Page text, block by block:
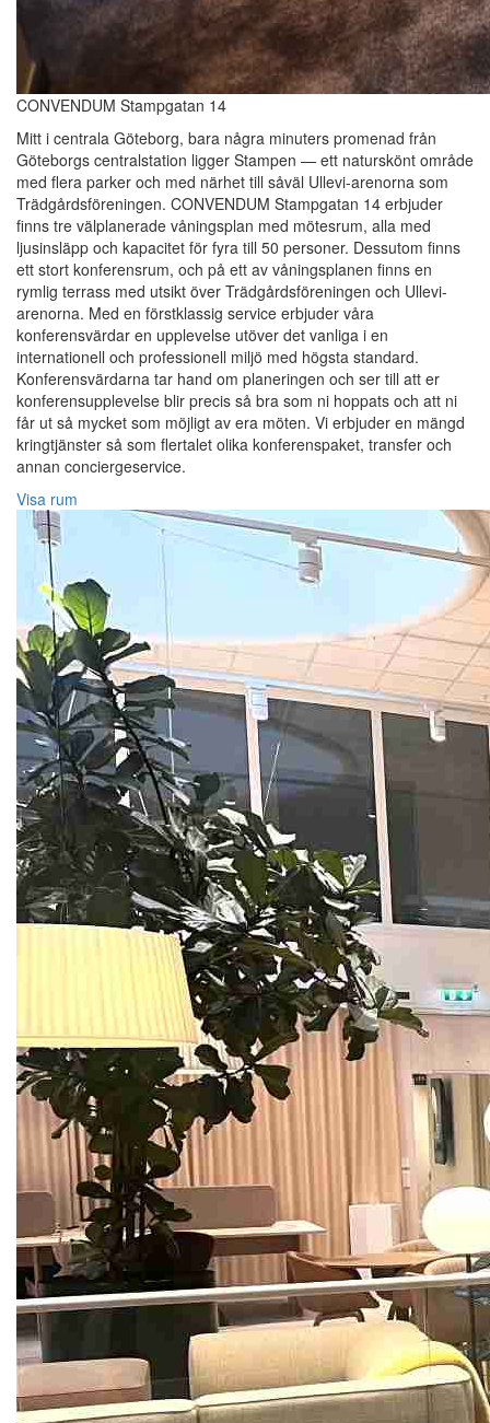
CONVENDUM Stampgatan 14
Mitt i centrala Göteborg, bara några minuters promenad från
Göteborgs centralstation ligger Stampen — ett naturskönt område
med flera parker och med närhet till såväl Ullevi-arenorna som
Trädgårdsföreningen. CONVENDUM Stampgatan 14 erbjuder
finns tre välplanerade våningsplan med mötesrum, alla med
ljusinsläpp och kapacitet för fyra till 50 personer. Dessutom finns
ett stort konferensrum, och på ett av våningsplanen finns en
rymlig terrass med utsikt över Trädgårdsföreningen och Ullevi-
arenorna. Med en förstklassig service erbjuder våra
konferensvärdar en upplevelse utöver det vanliga i en
internationell och professionell miljö med högsta standard.
Konferensvärdarna tar hand om planeringen och ser till att er
konferensupplevelse blir precis så bra som ni hoppats och att ni
får ut så mycket som möjligt av era möten. Vi erbjuder en mängd
kringtjänster så som flertalet olika konferenspaket, transfer och
annan conciergeservice.
Visa rum